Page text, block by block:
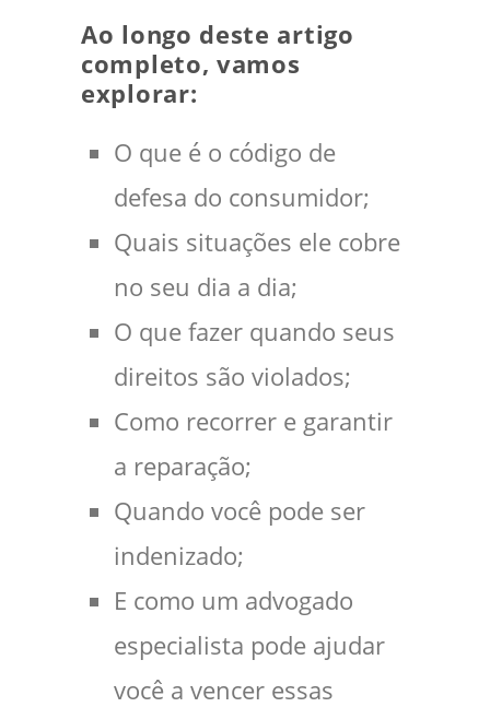
Ao longo deste artigo
completo, vamos
explorar:
O que é o código de
defesa do consumidor;
Quais situações ele cobre
no seu dia a dia;
O que fazer quando seus
direitos são violados;
Como recorrer e garantir
a reparação;
Quando você pode ser
indenizado;
E como um advogado
especialista pode ajudar
você a vencer essas